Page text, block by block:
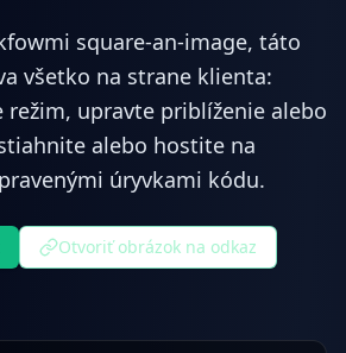
square-an-image, táto
všetko na strane klienta:
režim, upravte priblíženie alebo
alebo hostite na
úryvkami kódu.
Otvoriť obrázok na odkaz